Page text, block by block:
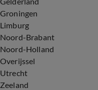
Groningen
Limburg
Noord-Brabant
Noord-Holland
Overijssel
Utrecht
Zeeland